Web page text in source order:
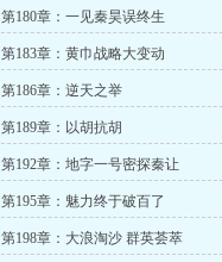
第180章：一见秦昊误终生
第183章：黄巾战略大变动
第186章：逆天之举
第189章：以胡抗胡
第192章：地字一号密探秦让
第195章：魅力终于破百了
第198章：大浪淘沙 群英荟萃